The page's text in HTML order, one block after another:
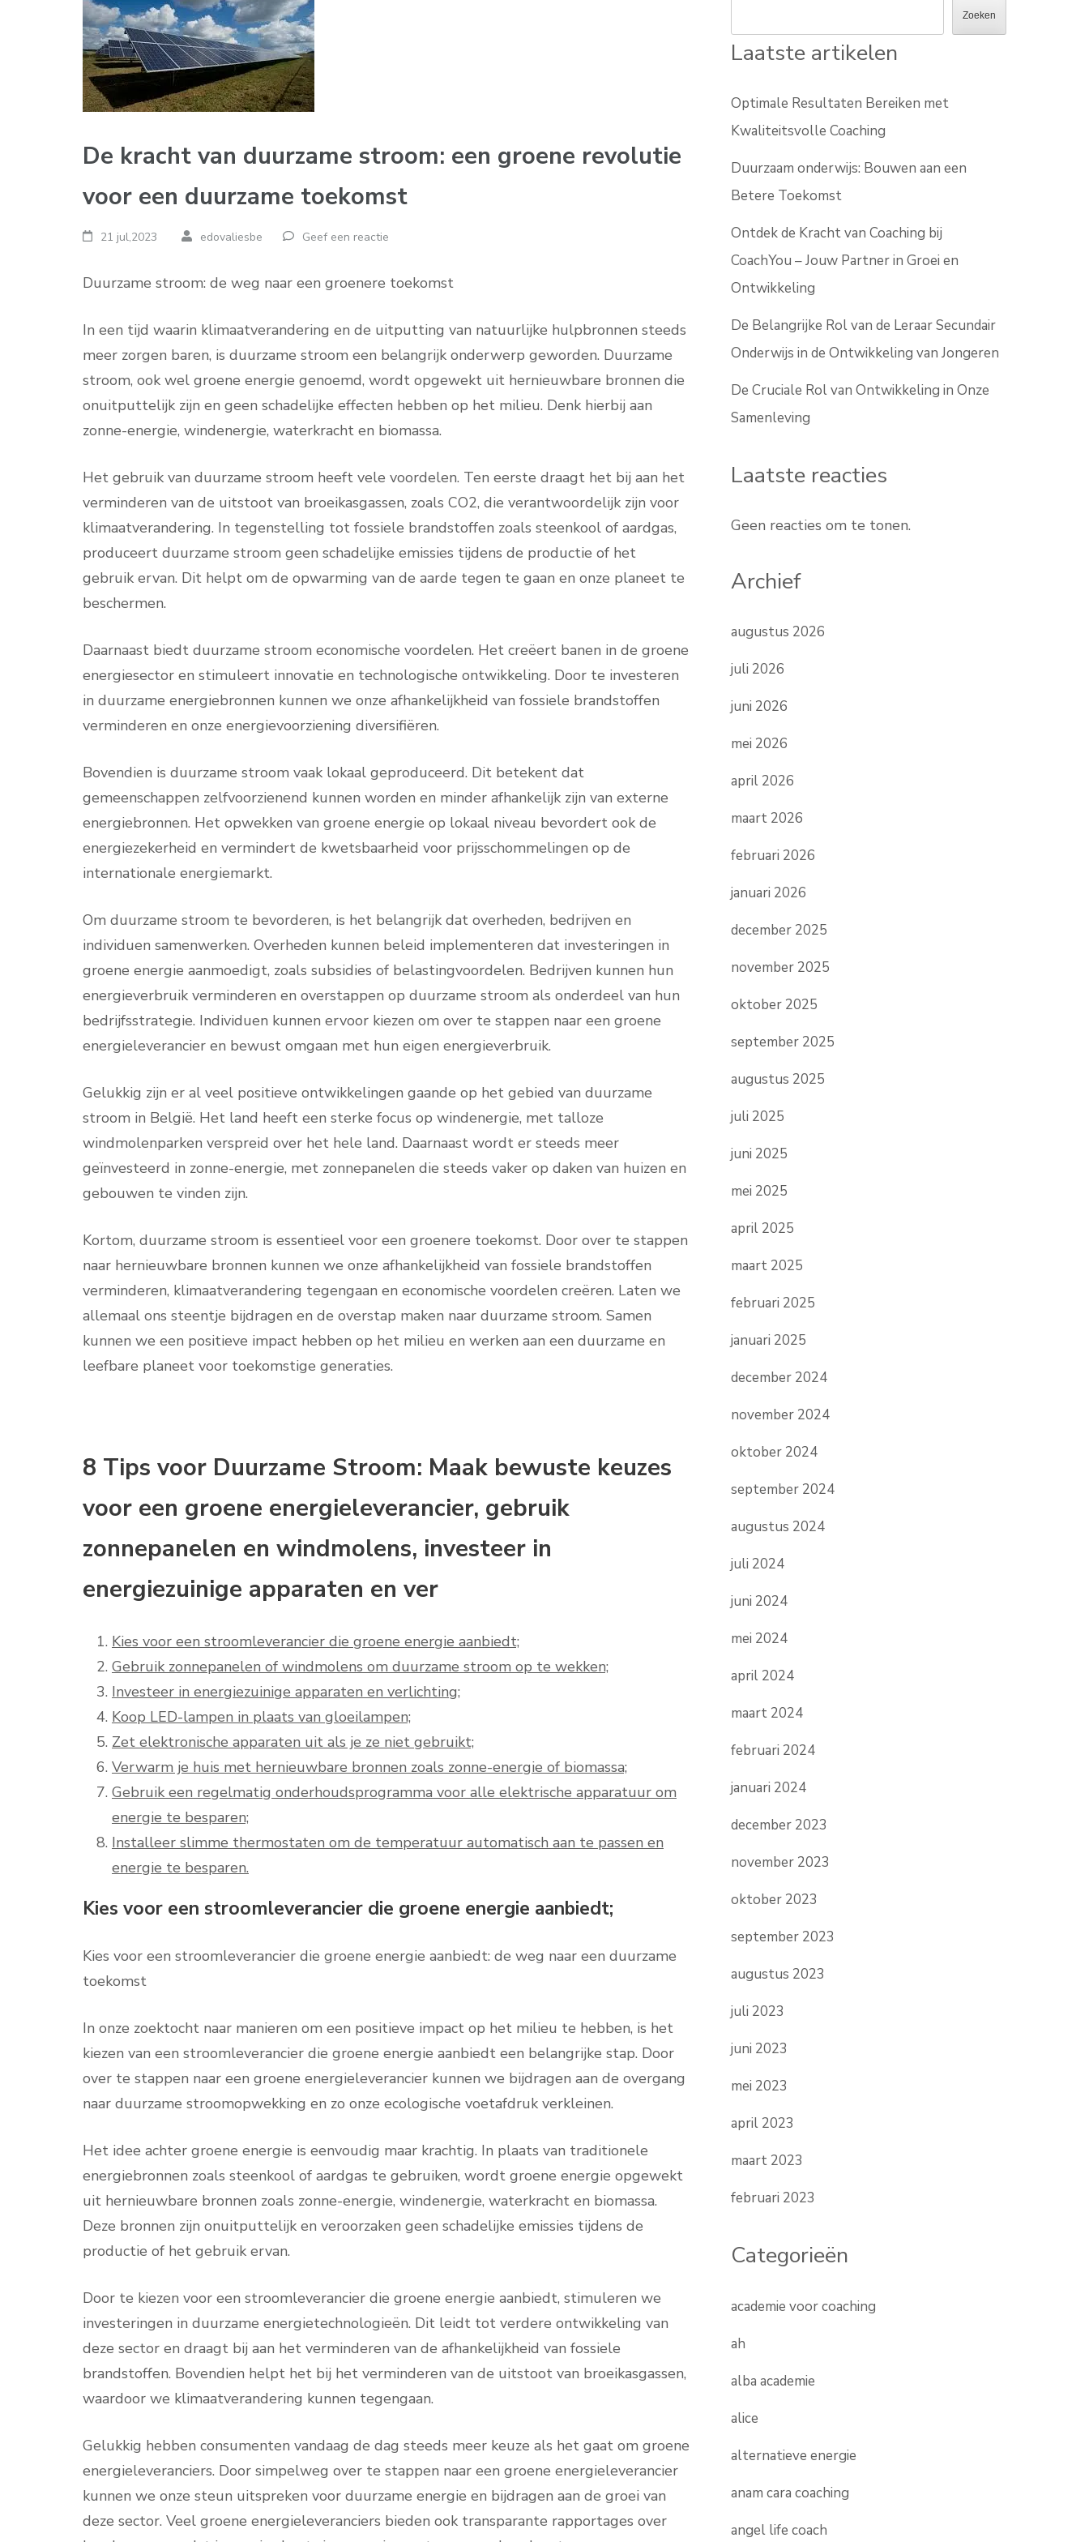
De kracht van duurzame stroom: een groene revolutie
voor een duurzame toekomst
21 jul,2023 edovaliesbe Geef een reactie
Duurzame stroom: de weg naar een groenere toekomst
In een tijd waarin klimaatverandering en de uitputting van natuurlijke hulpbronnen steeds
meer zorgen baren, is duurzame stroom een belangrijk onderwerp geworden. Duurzame
stroom, ook wel groene energie genoemd, wordt opgewekt uit hernieuwbare bronnen die
onuitputtelijk zijn en geen schadelijke effecten hebben op het milieu. Denk hierbij aan
zonne-energie, windenergie, waterkracht en biomassa.
Het gebruik van duurzame stroom heeft vele voordelen. Ten eerste draagt het bij aan het
verminderen van de uitstoot van broeikasgassen, zoals CO2, die verantwoordelijk zijn voor
klimaatverandering. In tegenstelling tot fossiele brandstoffen zoals steenkool of aardgas,
produceert duurzame stroom geen schadelijke emissies tijdens de productie of het
gebruik ervan. Dit helpt om de opwarming van de aarde tegen te gaan en onze planeet te
beschermen.
Daarnaast biedt duurzame stroom economische voordelen. Het creëert banen in de groene
energiesector en stimuleert innovatie en technologische ontwikkeling. Door te investeren
in duurzame energiebronnen kunnen we onze afhankelijkheid van fossiele brandstoffen
verminderen en onze energievoorziening diversifiëren.
Bovendien is duurzame stroom vaak lokaal geproduceerd. Dit betekent dat
gemeenschappen zelfvoorzienend kunnen worden en minder afhankelijk zijn van externe
energiebronnen. Het opwekken van groene energie op lokaal niveau bevordert ook de
energiezekerheid en vermindert de kwetsbaarheid voor prijsschommelingen op de
internationale energiemarkt.
Om duurzame stroom te bevorderen, is het belangrijk dat overheden, bedrijven en
individuen samenwerken. Overheden kunnen beleid implementeren dat investeringen in
groene energie aanmoedigt, zoals subsidies of belastingvoordelen. Bedrijven kunnen hun
energieverbruik verminderen en overstappen op duurzame stroom als onderdeel van hun
bedrijfsstrategie. Individuen kunnen ervoor kiezen om over te stappen naar een groene
energieleverancier en bewust omgaan met hun eigen energieverbruik.
Gelukkig zijn er al veel positieve ontwikkelingen gaande op het gebied van duurzame
stroom in België. Het land heeft een sterke focus op windenergie, met talloze
windmolenparken verspreid over het hele land. Daarnaast wordt er steeds meer
geïnvesteerd in zonne-energie, met zonnepanelen die steeds vaker op daken van huizen en
gebouwen te vinden zijn.
Kortom, duurzame stroom is essentieel voor een groenere toekomst. Door over te stappen
naar hernieuwbare bronnen kunnen we onze afhankelijkheid van fossiele brandstoffen
verminderen, klimaatverandering tegengaan en economische voordelen creëren. Laten we
allemaal ons steentje bijdragen en de overstap maken naar duurzame stroom. Samen
kunnen we een positieve impact hebben op het milieu en werken aan een duurzame en
leefbare planeet voor toekomstige generaties.
8 Tips voor Duurzame Stroom: Maak bewuste keuzes
voor een groene energieleverancier, gebruik
zonnepanelen en windmolens, investeer in
energiezuinige apparaten en ver
Kies voor een stroomleverancier die groene energie aanbiedt;
Gebruik zonnepanelen of windmolens om duurzame stroom op te wekken;
Investeer in energiezuinige apparaten en verlichting;
Koop LED-lampen in plaats van gloeilampen;
Zet elektronische apparaten uit als je ze niet gebruikt;
Verwarm je huis met hernieuwbare bronnen zoals zonne-energie of biomassa;
Gebruik een regelmatig onderhoudsprogramma voor alle elektrische apparatuur om
energie te besparen;
Installeer slimme thermostaten om de temperatuur automatisch aan te passen en
energie te besparen.
Kies voor een stroomleverancier die groene energie aanbiedt;
Kies voor een stroomleverancier die groene energie aanbiedt: de weg naar een duurzame
toekomst
In onze zoektocht naar manieren om een positieve impact op het milieu te hebben, is het
kiezen van een stroomleverancier die groene energie aanbiedt een belangrijke stap. Door
over te stappen naar een groene energieleverancier kunnen we bijdragen aan de overgang
naar duurzame stroomopwekking en zo onze ecologische voetafdruk verkleinen.
Het idee achter groene energie is eenvoudig maar krachtig. In plaats van traditionele
energiebronnen zoals steenkool of aardgas te gebruiken, wordt groene energie opgewekt
uit hernieuwbare bronnen zoals zonne-energie, windenergie, waterkracht en biomassa.
Deze bronnen zijn onuitputtelijk en veroorzaken geen schadelijke emissies tijdens de
productie of het gebruik ervan.
Door te kiezen voor een stroomleverancier die groene energie aanbiedt, stimuleren we
investeringen in duurzame energietechnologieën. Dit leidt tot verdere ontwikkeling van
deze sector en draagt bij aan het verminderen van de afhankelijkheid van fossiele
brandstoffen. Bovendien helpt het bij het verminderen van de uitstoot van broeikasgassen,
waardoor we klimaatverandering kunnen tegengaan.
Gelukkig hebben consumenten vandaag de dag steeds meer keuze als het gaat om groene
energieleveranciers. Door simpelweg over te stappen naar een groene energieleverancier
kunnen we onze steun uitspreken voor duurzame energie en bijdragen aan de groei van
deze sector. Veel groene energieleveranciers bieden ook transparante rapportages over
Zoeken
Laatste artikelen
Optimale Resultaten Bereiken met
Kwaliteitsvolle Coaching
Duurzaam onderwijs: Bouwen aan een
Betere Toekomst
Ontdek de Kracht van Coaching bij
CoachYou – Jouw Partner in Groei en
Ontwikkeling
De Belangrijke Rol van de Leraar Secundair
Onderwijs in de Ontwikkeling van Jongeren
De Cruciale Rol van Ontwikkeling in Onze
Samenleving
Laatste reacties
Geen reacties om te tonen.
Archief
augustus 2026
juli 2026
juni 2026
mei 2026
april 2026
maart 2026
februari 2026
januari 2026
december 2025
november 2025
oktober 2025
september 2025
augustus 2025
juli 2025
juni 2025
mei 2025
april 2025
maart 2025
februari 2025
januari 2025
december 2024
november 2024
oktober 2024
september 2024
augustus 2024
juli 2024
juni 2024
mei 2024
april 2024
maart 2024
februari 2024
januari 2024
december 2023
november 2023
oktober 2023
september 2023
augustus 2023
juli 2023
juni 2023
mei 2023
april 2023
maart 2023
februari 2023
Categorieën
academie voor coaching
ah
alba academie
alice
alternatieve energie
anam cara coaching
angel life coach